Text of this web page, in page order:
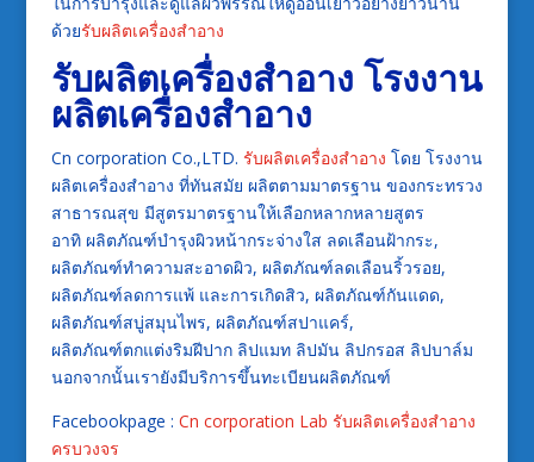
ด้วยรับผลิตเครื่องสำอาง
รับผลิตเครื่องสำอาง โรงงาน
ผลิตเครื่องสำอาง
Cn corporation Co.,LTD. รับผลิตเครื่องสำอาง โดย โรงงาน
ผลิตเครื่องสำอาง ที่ทันสมัย ผลิตตามมาตรฐาน ของกระทรวง
สาธารณสุข มีสูตรมาตรฐานให้เลือกหลากหลายสูตร
อาทิ ผลิตภัณฑ์บำรุงผิวหน้ากระจ่างใส ลดเลือนฝ้ากระ,
ผลิตภัณฑ์ทำความสะอาดผิว, ผลิตภัณฑ์ลดเลือนริ้วรอย,
ผลิตภัณฑ์ลดการแพ้ และการเกิดสิว, ผลิตภัณฑ์กันแดด,
ผลิตภัณฑ์สบู่สมุนไพร, ผลิตภัณฑ์สปาแคร์,
ผลิตภัณฑ์ตกแต่งริมฝีปาก ลิปแมท ลิปมัน ลิปกรอส ลิปบาล์ม
นอกจากนั้นเรายังมีบริการขึ้นทะเบียนผลิตภัณฑ์
Facebookpage : Cn corporation Lab รับผลิตเครื่องสำอาง
ครบวงจร